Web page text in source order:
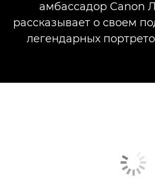
амбассадор Canon
рассказывает о своем
легендарных